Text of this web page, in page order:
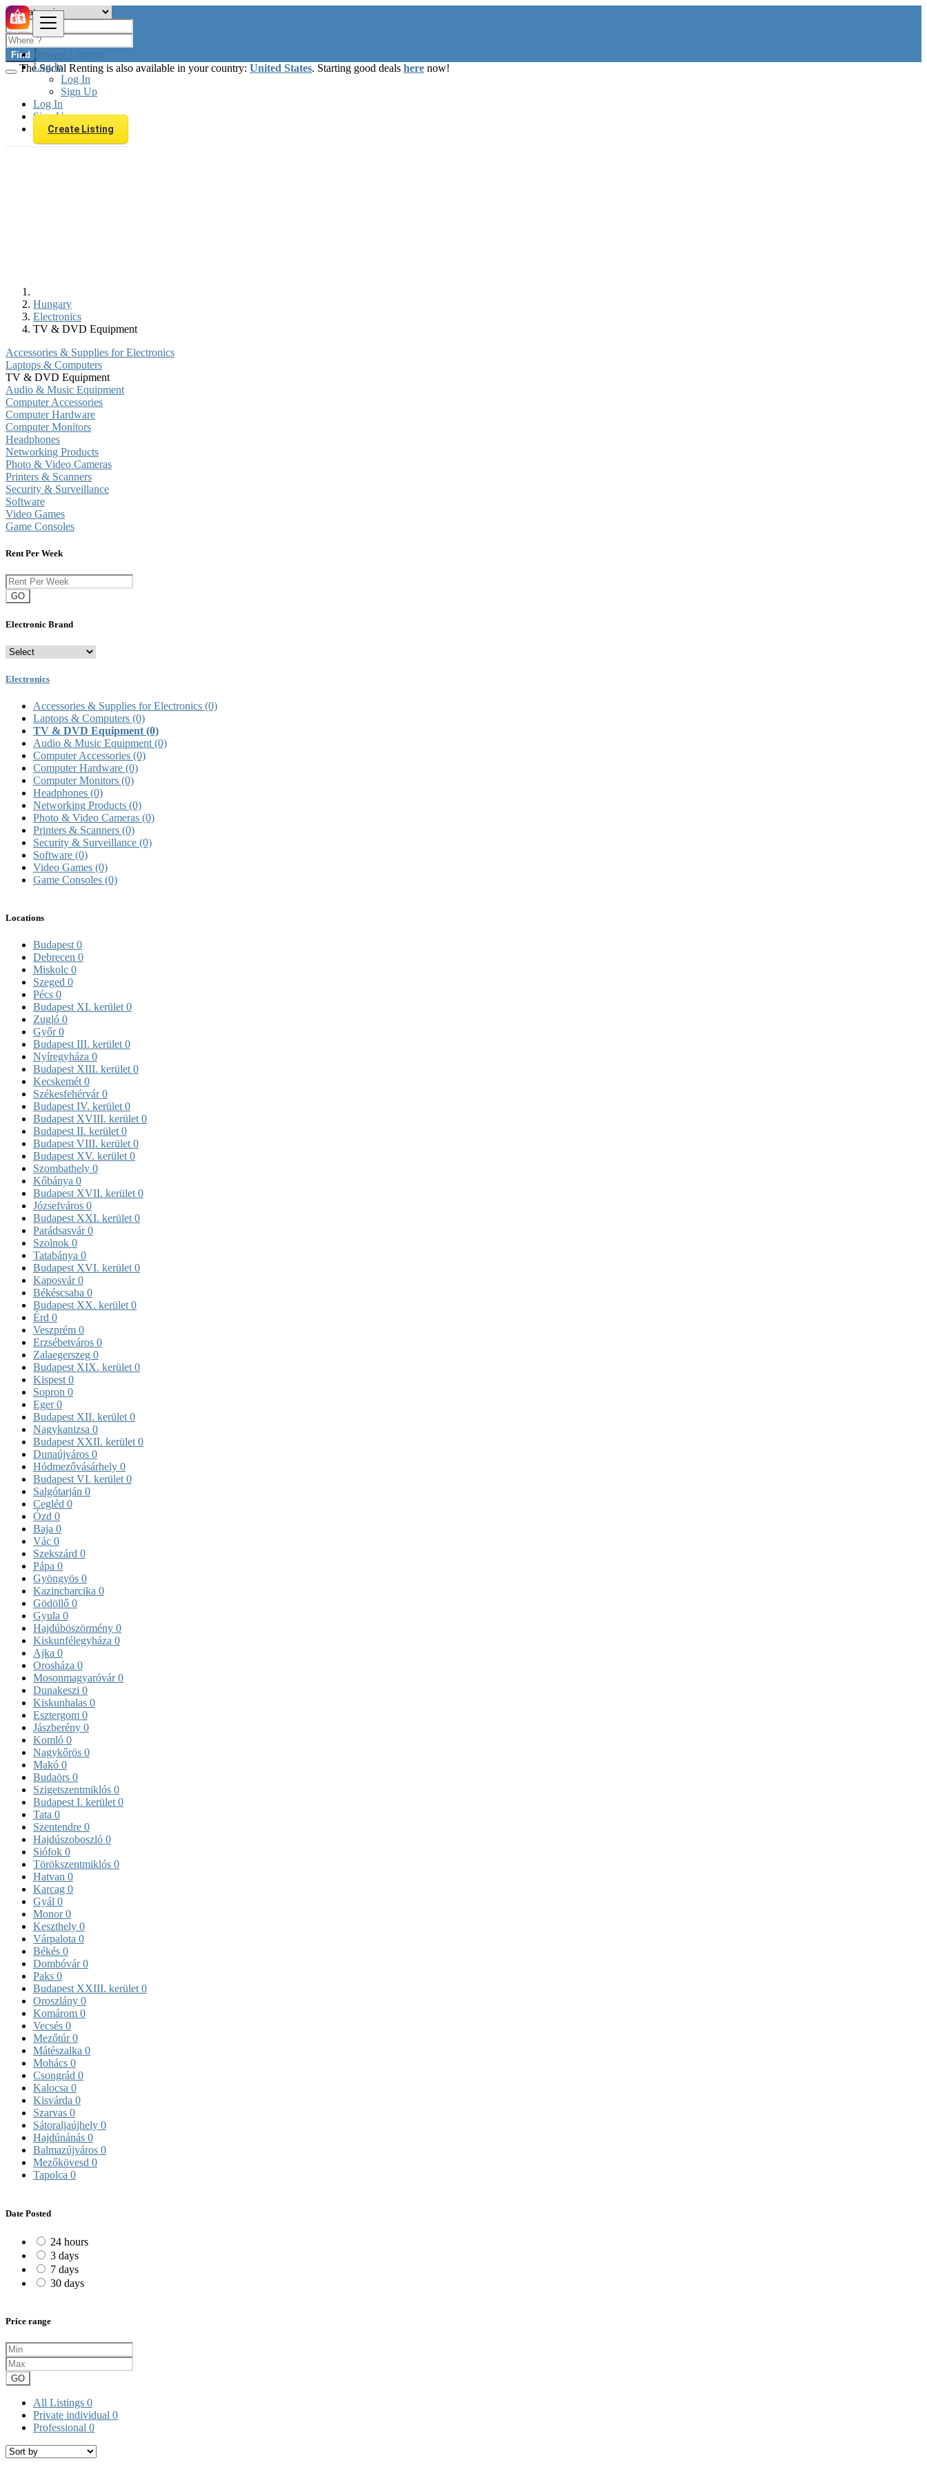
Browse Listings
Log In
Log In
Sign Up
Log In
Sign Up
Create Listing
Find
The Social Renting is also available in your country: United States. Starting good deals here now!
Hungary
Electronics
TV & DVD Equipment
Accessories & Supplies for Electronics
Laptops & Computers
TV & DVD Equipment
Audio & Music Equipment
Computer Accessories
Computer Hardware
Computer Monitors
Headphones
Networking Products
Photo & Video Cameras
Printers & Scanners
Security & Surveillance
Software
Video Games
Game Consoles
Rent Per Week
GO
Electronic Brand
Electronics
Accessories & Supplies for Electronics (0)
Laptops & Computers (0)
TV & DVD Equipment (0)
Audio & Music Equipment (0)
Computer Accessories (0)
Computer Hardware (0)
Computer Monitors (0)
Headphones (0)
Networking Products (0)
Photo & Video Cameras (0)
Printers & Scanners (0)
Security & Surveillance (0)
Software (0)
Video Games (0)
Game Consoles (0)
Locations
Budapest 0
Debrecen 0
Miskolc 0
Szeged 0
Pécs 0
Budapest XI. kerület 0
Zugló 0
Győr0
Budapest III. kerület 0
Nyíregyháza 0
Budapest XIII. kerület 0
Kecskemét 0
Székesfehérvár0
Budapest IV. kerület 0
Budapest XVIII. kerület 0
Budapest II. kerület 0
Budapest VIII. kerület 0
Budapest XV. kerület 0
Szombathely 0
Kőbánya 0
Budapest XVII. kerület 0
Józsefváros 0
Budapest XXI. kerület 0
Parádsasvár0
Szolnok 0
Tatabánya 0
Budapest XVI. kerület 0
Kaposvár0
Békéscsaba 0
Budapest XX. kerület 0
Érd 0
Veszprém 0
Erzsébetváros 0
Zalaegerszeg 0
Budapest XIX. kerület 0
Kispest 0
Sopron 0
Eger0
Budapest XII. kerület 0
Nagykanizsa 0
Budapest XXII. kerület 0
Dunaújváros 0
Hódmezővásárhely 0
Budapest VI. kerület 0
Salgótarján 0
Cegléd 0
Ózd 0
Baja 0
Vác 0
Szekszárd 0
Pápa 0
Gyöngyös 0
Kazincbarcika 0
Gödöllő 0
Gyula 0
Hajdúböszörmény 0
Kiskunfélegyháza 0
Ajka 0
Orosháza 0
Mosonmagyaróvár0
Dunakeszi 0
Kiskunhalas 0
Esztergom 0
Jászberény 0
Komló 0
Nagykőrös 0
Makó 0
Budaörs 0
Szigetszentmiklós 0
Budapest I. kerület 0
Tata 0
Szentendre 0
Hajdúszoboszló 0
Siófok 0
Törökszentmiklós 0
Hatvan 0
Karcag 0
Gyál 0
Monor0
Keszthely 0
Várpalota 0
Békés 0
Dombóvár0
Paks 0
Budapest XXIII. kerület 0
Oroszlány 0
Komárom 0
Vecsés 0
Mezőtúr0
Mátészalka 0
Mohács 0
Csongrád 0
Kalocsa 0
Kisvárda 0
Szarvas 0
Sátoraljaújhely 0
Hajdúnánás 0
Balmazújváros 0
Mezőkövesd 0
Tapolca 0
Date Posted
24 hours
3 days
7 days
30 days
Price range
GO
All Listings 0
Private individual 0
Professional 0